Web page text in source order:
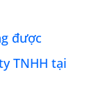
được
TNHH tại